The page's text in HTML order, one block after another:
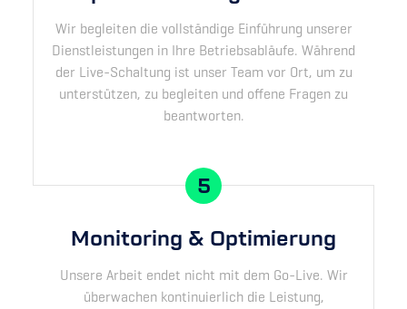
Wir begleiten die vollständige Einführung unserer
Dienstleistungen in Ihre Betriebsabläufe. Während
der Live-Schaltung ist unser Team vor Ort, um zu
unterstützen, zu begleiten und offene Fragen zu
beantworten.
5
Monitoring & Optimierung
Unsere Arbeit endet nicht mit dem Go-Live. Wir
überwachen kontinuierlich die Leistung,